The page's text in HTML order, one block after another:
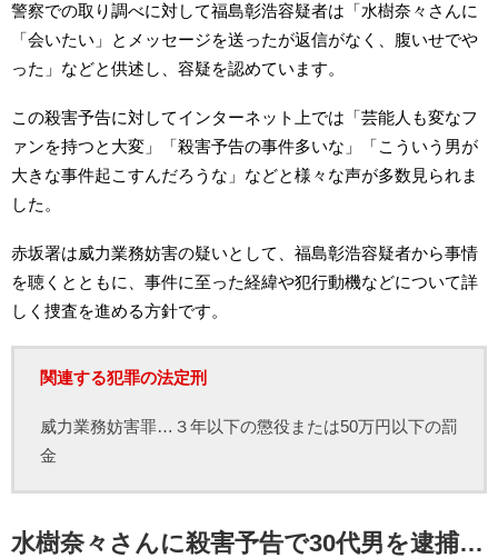
警察での取り調べに対して福島彰浩容疑者は「水樹奈々さんに
「会いたい」とメッセージを送ったが返信がなく、腹いせでや
った」などと供述し、容疑を認めています。
この殺害予告に対してインターネット上では「芸能人も変なフ
ァンを持つと大変」「殺害予告の事件多いな」「こういう男が
大きな事件起こすんだろうな」などと様々な声が多数見られま
した。
赤坂署は威力業務妨害の疑いとして、福島彰浩容疑者から事情
を聴くとともに、事件に至った経緯や犯行動機などについて詳
しく捜査を進める方針です。
関連する犯罪の法定刑
威力業務妨害罪…３年以下の懲役または50万円以下の罰
金
水樹奈々さんに殺害予告で30代男を逮捕…